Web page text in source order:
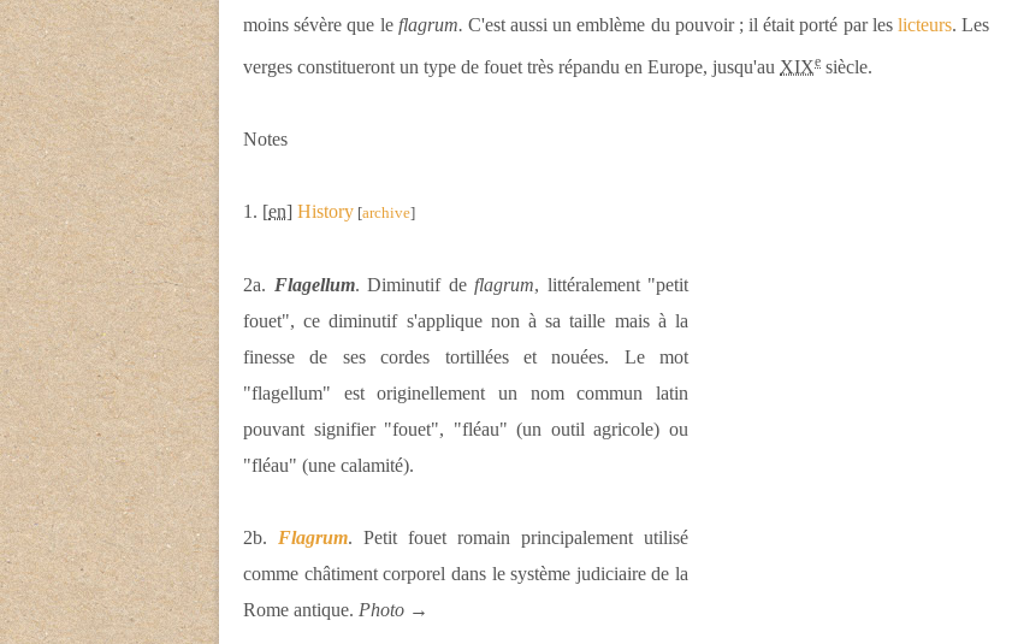
moins sévère que le flagrum. C'est aussi un emblème du pouvoir ; il était porté par les licteurs. Les
verges constitueront un type de fouet très répandu en Europe, jusqu'au XIXe siècle.
Notes
1. [en] History [archive]
2a. Flagellum. Diminutif de flagrum, littéralement "petit
fouet", ce diminutif s'applique non à sa taille mais à la
finesse de ses cordes tortillées et nouées. Le mot
"flagellum" est originellement un nom commun latin
pouvant signifier "fouet", "fléau" (un outil agricole) ou
"fléau" (une calamité).
2b. Flagrum. Petit fouet romain principalement utilisé
comme châtiment corporel dans le système judiciaire de la
Rome antique. Photo →